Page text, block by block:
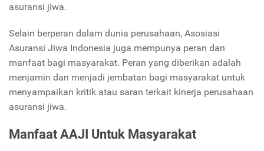
asuransi jiwa.
Selain berperan dalam dunia perusahaan, Asosiasi
Asuransi Jiwa Indonesia juga mempunya peran dan
manfaat bagi masyarakat. Peran yang diberikan adalah
menjamin dan menjadi jembatan bagi masyarakat untuk
menyampaikan kritik atau saran terkait kinerja perusahaan
asuransi jiwa.
Manfaat AAJI Untuk Masyarakat